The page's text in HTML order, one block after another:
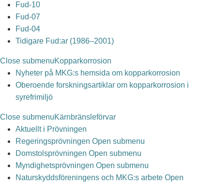
Fud-10
Fud-07
Fud-04
Tidigare Fud:ar (1986–2001)
Close submenuKopparkorrosion
Nyheter på MKG:s hemsida om kopparkorrosion
Oberoende forskningsartiklar om kopparkorrosion i
syrefrimiljö
Close submenuKärnbränsleförvar
Aktuellt i Prövningen
Regeringsprövningen Open submenu
Domstolsprövningen Open submenu
Myndighetsprövningen Open submenu
Naturskyddsföreningens och MKG:s arbete Open